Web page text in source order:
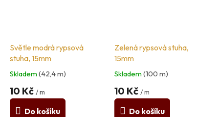
Světle modrá rypsová
stuha, 15mm
Skladem(42,4 m)
10 Kč / m
Do košíku
Zelená rypsová stuha,
15mm
Skladem(100 m)
10 Kč / m
Do košíku